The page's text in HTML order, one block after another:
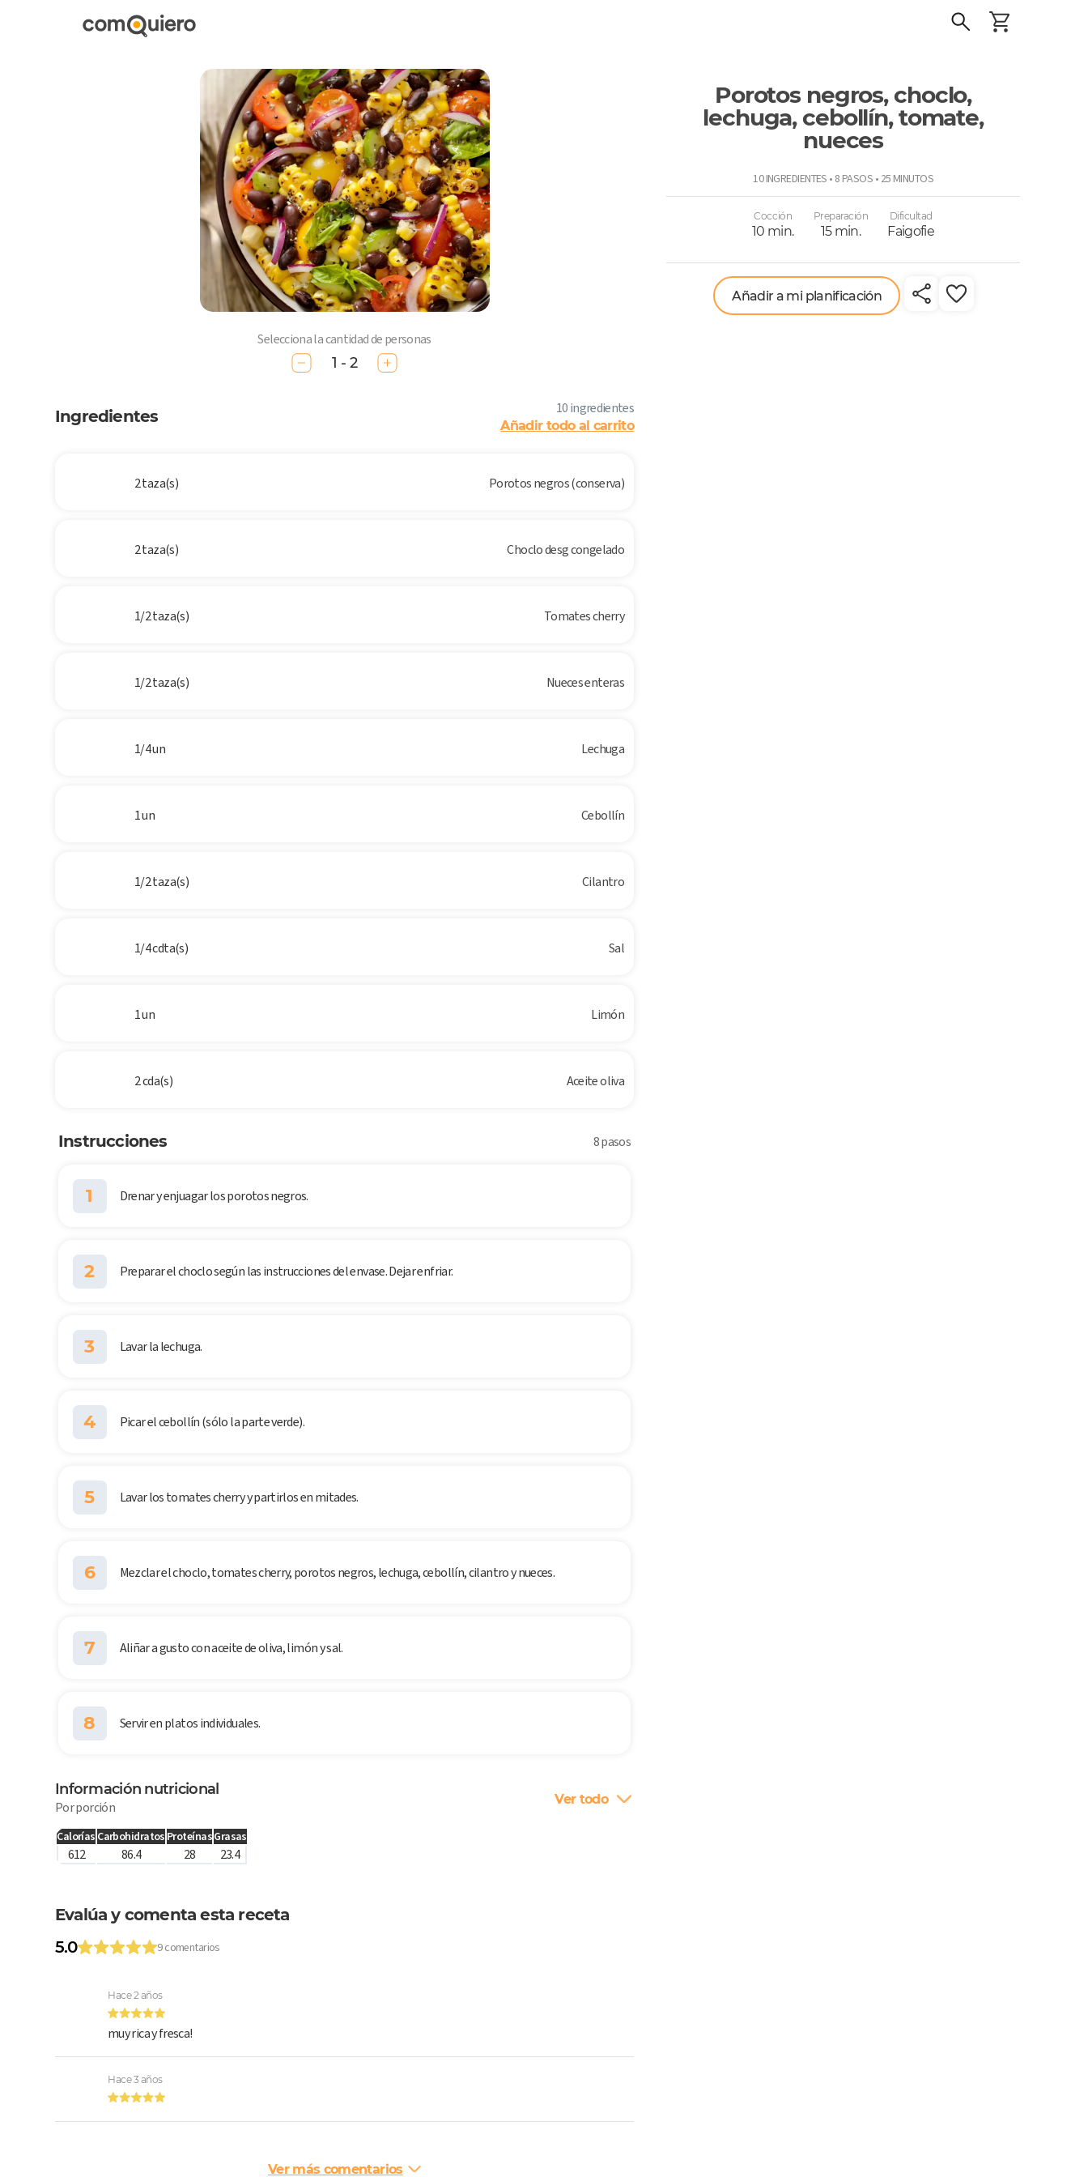
Porotos negros, choclo,
lechuga, cebollín, tomate,
nueces
10 INGREDIENTES • 8 PASOS • 25 MINUTOS
Cocción
10 min.
Preparación
15 min.
Dificultad
Faigofie
Añadir a mi planificación
Selecciona la cantidad de personas
1 - 2
Ingredientes 10 ingredientes
Añadir todo al carrito
2 taza(s) Porotos negros (conserva)
2 taza(s) Choclo desg congelado
1/2 taza(s) Tomates cherry
1/2 taza(s) Nueces enteras
1/4 un Lechuga
1 un Cebollín
1/2 taza(s) Cilantro
1/4 cdta(s) Sal
1 un Limón
2 cda(s) Aceite oliva
Instrucciones 8 pasos
1 Drenar y enjuagar los porotos negros.
2 Preparar el choclo según las instrucciones del envase. Dejar enfriar.
3 Lavar la lechuga.
4 Picar el cebollín (sólo la parte verde).
5 Lavar los tomates cherry y partirlos en mitades.
6 Mezclar el choclo, tomates cherry, porotos negros, lechuga, cebollín, cilantro y nueces.
7 Aliñar a gusto con aceite de oliva, limón y sal.
8 Servir en platos individuales.
Información nutricional
Por porción Ver todo
Calorías Carbohidratos ProteínasGrasas
612 86.4 28 23.4
Evalúa y comenta esta receta
5.0
9 comentarios
Hace 2 años
muy rica y fresca!
Hace 3 años
Ver más comentarios